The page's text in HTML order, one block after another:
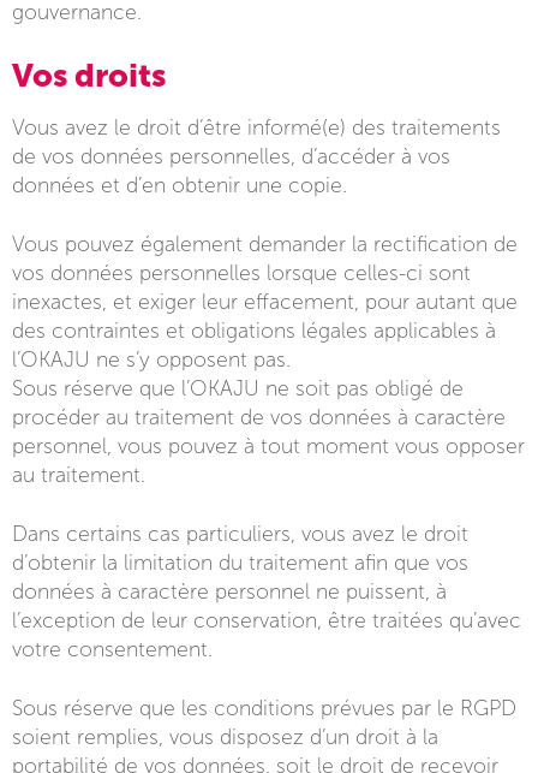
gouvernance.
Vos droits
Vous avez le droit d’être informé(e) des traitements
de vos données personnelles, d’accéder à vos
données et d’en obtenir une copie.
Vous pouvez également demander la rectification de
vos données personnelles lorsque celles-ci sont
inexactes, et exiger leur effacement, pour autant que
des contraintes et obligations légales applicables à
l’OKAJU ne s’y opposent pas.
Sous réserve que l’OKAJU ne soit pas obligé de
procéder au traitement de vos données à caractère
personnel, vous pouvez à tout moment vous opposer
au traitement.
Dans certains cas particuliers, vous avez le droit
d’obtenir la limitation du traitement afin que vos
données à caractère personnel ne puissent, à
l’exception de leur conservation, être traitées qu’avec
votre consentement.
Sous réserve que les conditions prévues par le RGPD
soient remplies, vous disposez d’un droit à la
portabilité de vos données, soit le droit de recevoir